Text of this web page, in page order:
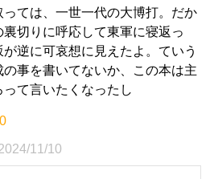
ては、一世一代の大博打。だか
裏切りに呼応して東軍に寝返っ
逆に可哀想に見えたよ。ていう
事を書いてないか、この本は主
って言いたくなったし
11/10